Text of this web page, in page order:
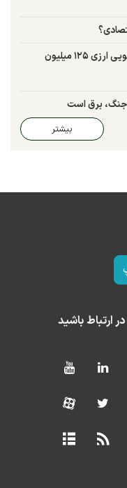
ساخت داخل ۹ همتی در مس؛ صرفه‌جویی ارزی ۱۲۵ میلیون
برق است
بیشتر
در ارتباط باشید